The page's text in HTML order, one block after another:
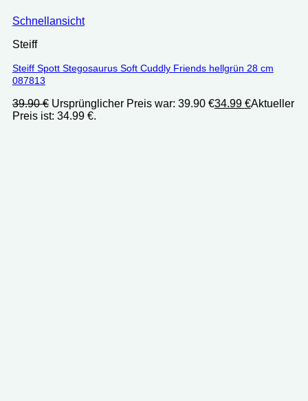
Schnellansicht
Steiff
Steiff Spott Stegosaurus Soft Cuddly Friends hellgrün 28 cm
087813
39.90€ Ursprünglicher Preis war: 39.90 €34.99 €Aktueller
Preis ist: 34.99 €.